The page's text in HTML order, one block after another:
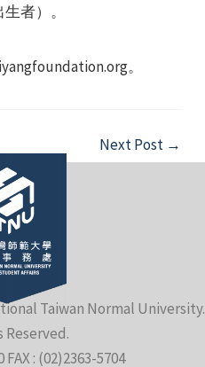
者）。
。
Next Post →
Taiwan Normal University.
Reserved.
FAX : (02)2363-5704